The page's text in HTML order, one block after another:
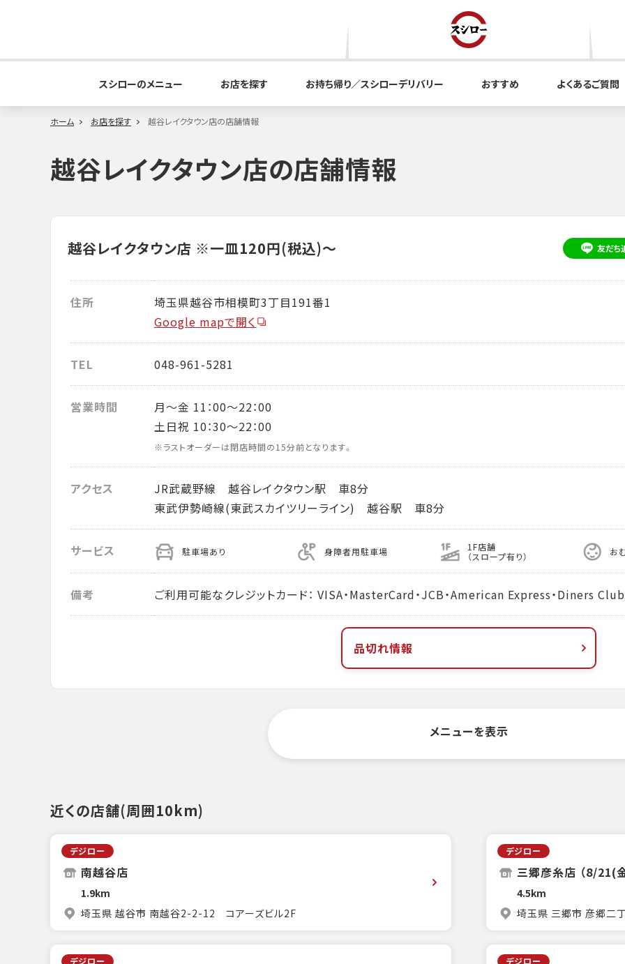
スシローのメニュー お店を探す お持ち帰り／スシローデリバリー おすすめ よくあるご質問
ホーム お店を探す 越谷レイクタウン店の店舗情報
越谷レイクタウン店の店舗情報
越谷レイクタウン店 ※一皿120円(税込)～ 友だち
住所
埼玉県越谷市相模町3丁目191番1
Google mapで開く
TEL 048-961-5281
営業時間
月～金 11：00～22：00
土日祝 10：30～22：00
※ラストオーダーは閉店時間の15分前となります。
アクセス
JR武蔵野線 越谷レイクタウン駅 車8分
東武伊勢崎線(東武スカイツリーライン) 越谷駅 車8分
サービス 駐車場あり 身障者用駐車場 1F店舗
（スロープ有り） お
備考 ご利用可能なクレジットカード： VISA・MasterCard・JCB・American Express・Diners Club
品切れ情報
メニューを表示
近くの店舗(周囲10km)
デジロー
南越谷店
1.9km
埼玉県 越谷市 南越谷2-2-12 コアーズビル2F
デジロー
三郷彦糸店 （8/21(
4.5km
埼玉県 三郷市 彦郷二
デジロー デジロー